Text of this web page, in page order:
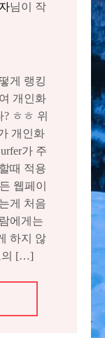
님이 작
게 랭킹
개인화
ㅎㅎ 위
개인화
가 주
때 적용
웹페이
게 처음
에게는
하지 않
의 […]